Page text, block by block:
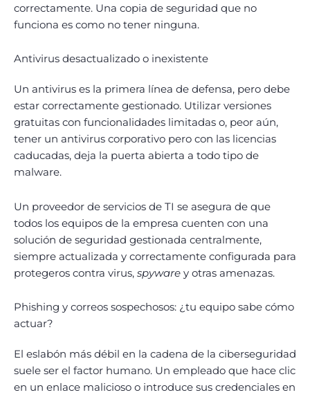
correctamente. Una copia de seguridad que no
funciona es como no tener ninguna.
Antivirus desactualizado o inexistente
Un antivirus es la primera línea de defensa, pero debe
estar correctamente gestionado. Utilizar versiones
gratuitas con funcionalidades limitadas o, peor aún,
tener un antivirus corporativo pero con las licencias
caducadas, deja la puerta abierta a todo tipo de
malware.
Un proveedor de servicios de TI se asegura de que
todos los equipos de la empresa cuenten con una
solución de seguridad gestionada centralmente,
siempre actualizada y correctamente configurada para
protegeros contra virus, spyware y otras amenazas.
Phishing y correos sospechosos: ¿tu equipo sabe cómo
actuar?
El eslabón más débil en la cadena de la ciberseguridad
suele ser el factor humano. Un empleado que hace clic
en un enlace malicioso o introduce sus credenciales en